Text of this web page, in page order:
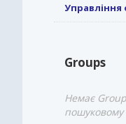
Управління
Groups
Немає
пошуковому